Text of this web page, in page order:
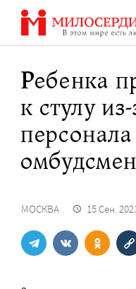
Перейти
содержанию
Ребенка
к стулу
МОСКВА 15 Сен.